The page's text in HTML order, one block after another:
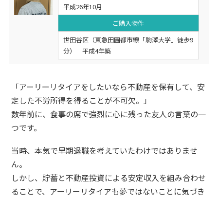
平成26年10月
ご購入物件
世田谷区（東急田園都市線「駒澤大学」徒歩9
分） 平成4年築
「アーリーリタイアをしたいなら不動産を保有して、安
定した不労所得を得ることが不可欠。」
数年前に、食事の席で強烈に心に残った友人の言葉の一
つです。
当時、本気で早期退職を考えていたわけではありませ
ん。
しかし、貯蓄と不動産投資による安定収入を組み合わせ
ることで、アーリーリタイアも夢ではないことに気づき